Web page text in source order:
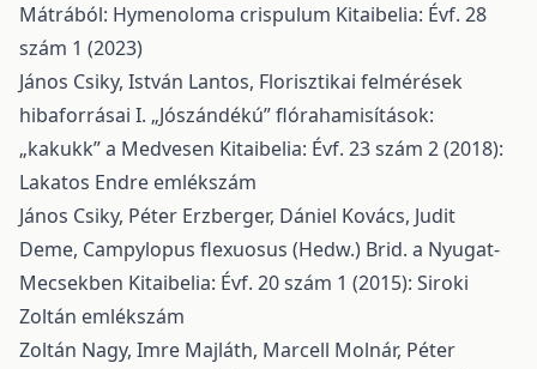
Mátrából: Hymenoloma crispulum Kitaibelia: Évf. 28
szám 1 (2023)
János Csiky, István Lantos, Florisztikai felmérések
hibaforrásai I. „Jószándékú” flórahamisítások:
„kakukk” a Medvesen Kitaibelia: Évf. 23 szám 2 (2018):
Lakatos Endre emlékszám
János Csiky, Péter Erzberger, Dániel Kovács, Judit
Deme, Campylopus flexuosus (Hedw.) Brid. a Nyugat-
Mecsekben Kitaibelia: Évf. 20 szám 1 (2015): Siroki
Zoltán emlékszám
Zoltán Nagy, Imre Majláth, Marcell Molnár, Péter